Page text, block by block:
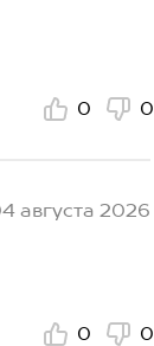
0
0
августа 2026
0
0